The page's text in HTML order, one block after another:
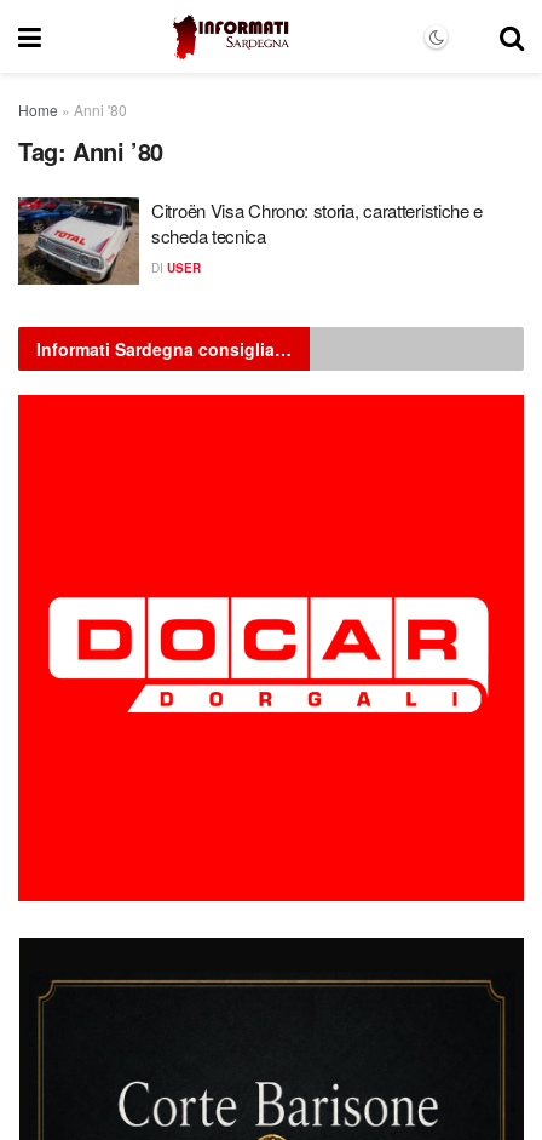
Home » Anni '80
Tag: Anni ’80
Citroën Visa Chrono: storia, caratteristiche e
scheda tecnica
DI USER
Informati Sardegna consiglia…